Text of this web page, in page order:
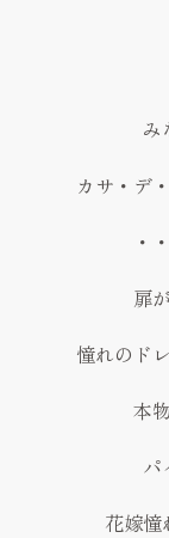
プライバシーポリシー
み
カサ・デ
・
扉
憧れのド
本
パ
花嫁憧